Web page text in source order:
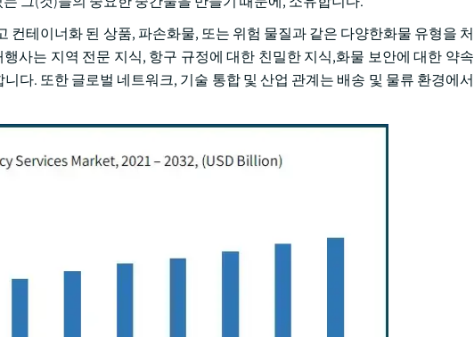
테이너화 된 상품, 파손화물, 또는 위험 물질과 같은 다양한화물 유형을 처
사는 지역 전문 지식, 항구 규정에 대한 친밀한 지식,화물 보안에 대한 약속
다. 또한 글로벌 네트워크, 기술 통합 및 산업 관계는 배송 및 물류 환경에서